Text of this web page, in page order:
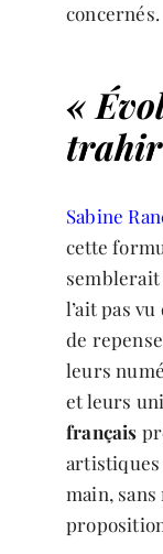
concernés.
«
Sabine
cette
semblerait
l’ait pas
de
leurs
et leurs
français
artistiques
main,